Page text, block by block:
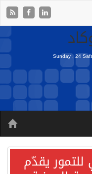
Sunday , 24
يقدّم